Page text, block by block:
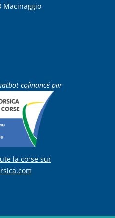
Macinaggio
cofinancé par
la corse sur